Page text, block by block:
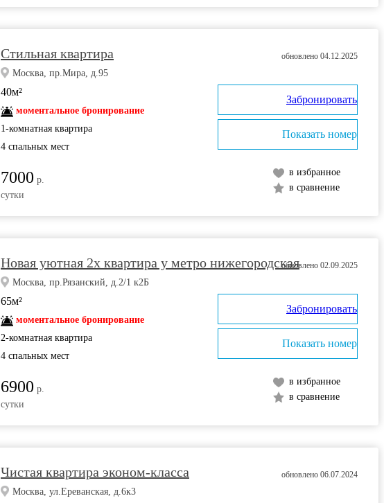
Стильная квартира
Москва, пр.Мира, д.95
40м²
моментальное бронирование
1-комнатная квартира
4 спальных мест
7000 р.
сутки
обновлено 04.12.2025
в избранное
в сравнение
Забронировать
Показать номер
Новая уютная 2х квартира у метро нижегородская
Москва, пр.Рязанский, д.2/1 к2Б
65м²
моментальное бронирование
2-комнатная квартира
4 спальных мест
6900 р.
сутки
обновлено 02.09.2025
в избранное
в сравнение
Забронировать
Показать номер
Чистая квартира эконом-класса
Москва, ул.Ереванская, д.6к3
обновлено 06.07.2024